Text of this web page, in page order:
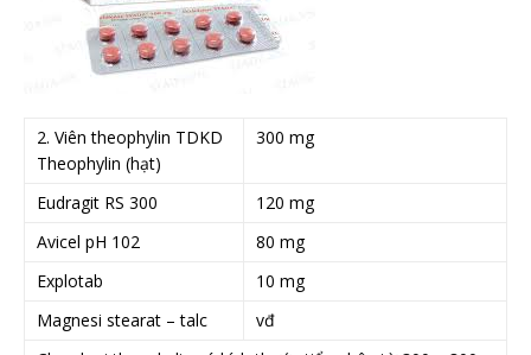
2. Viên theophylin TDKD
Theophylin (hạt)
300 mg
Eudragit RS 300
120 mg
Avicel pH 102
80 mg
Explotab
10 mg
Magnesi stearat – talc
vđ